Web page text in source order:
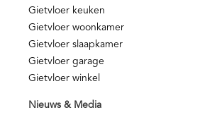
Gietvloer keuken
Gietvloer woonkamer
Gietvloer slaapkamer
Gietvloer garage
Gietvloer winkel
Nieuws & Media